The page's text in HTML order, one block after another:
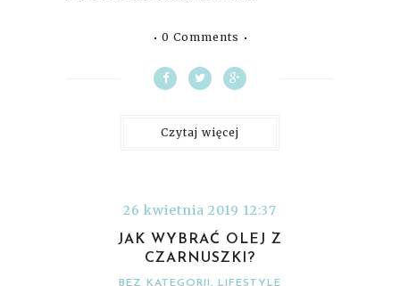
0 Comments
Czytaj więcej
26 kwietnia 2019 12:37
JAK WYBRAĆ OLEJ Z
CZARNUSZKI?
BEZ KATEGORII , LIFESTYLE